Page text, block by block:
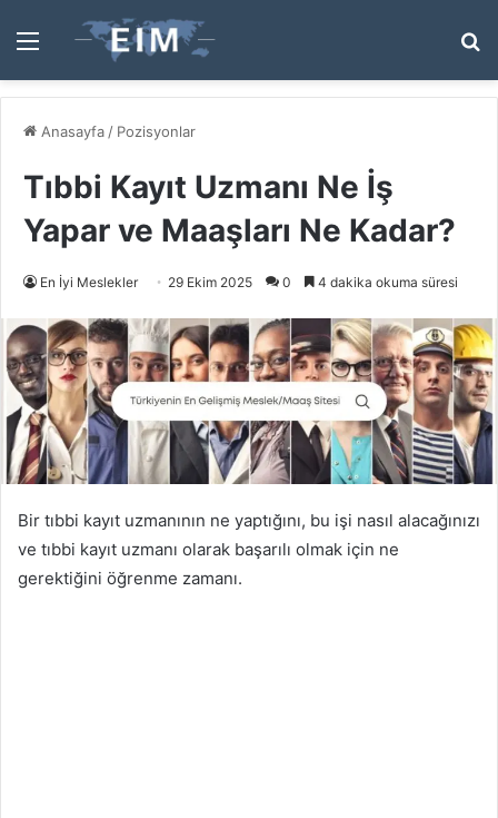
Menü
...
Anasayfa / Pozisyonlar
Tıbbi Kayıt Uzmanı Ne İş
Yapar ve Maaşları Ne Kadar?
En İyi Meslekler 29 Ekim 2025 0 4 dakika okuma süresi
Bir tıbbi kayıt uzmanının ne yaptığını, bu işi nasıl alacağınızı
ve tıbbi kayıt uzmanı olarak başarılı olmak için ne
gerektiğini öğrenme zamanı.